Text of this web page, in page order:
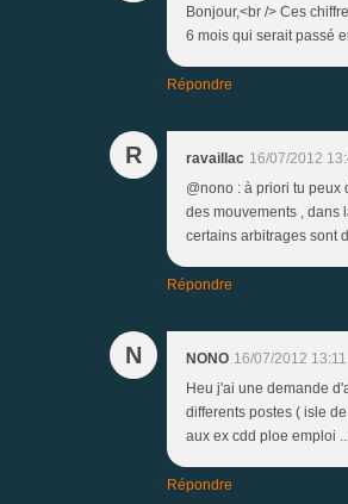
Bonjour,<br /> Ces
6 mois qui serait passé
Répondre
R ravaillac 16/07/2012
@nono : à priori tu
des mouvements , dans
certains arbitrages sont
Répondre
N NONO 16/07/2012 13:11
Heu j'ai une demande
differents postes ( isle
aux ex cdd ploe emploi
Répondre